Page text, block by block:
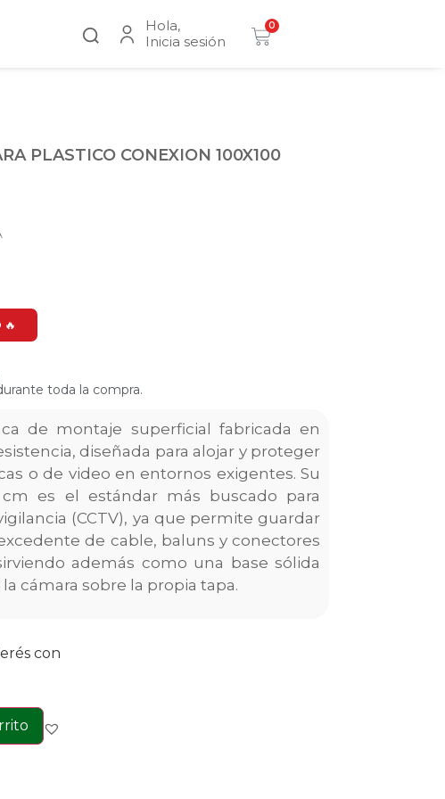
Hola,
Inicia sesión
0
PLASTICO CONEXION 100X100
🔥
toda la compra.
de montaje superficial fabricada en
diseñada para alojar y proteger
o de video en entornos exigentes. Su
cm es el estándar más buscado para
(CCTV), ya que permite guardar
de cable, baluns y conectores
además como una base sólida
cámara sobre la propia tapa.
con